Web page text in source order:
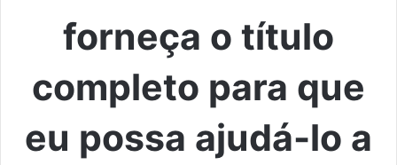
forneça o título
completo para que
eu possa ajudá-lo a